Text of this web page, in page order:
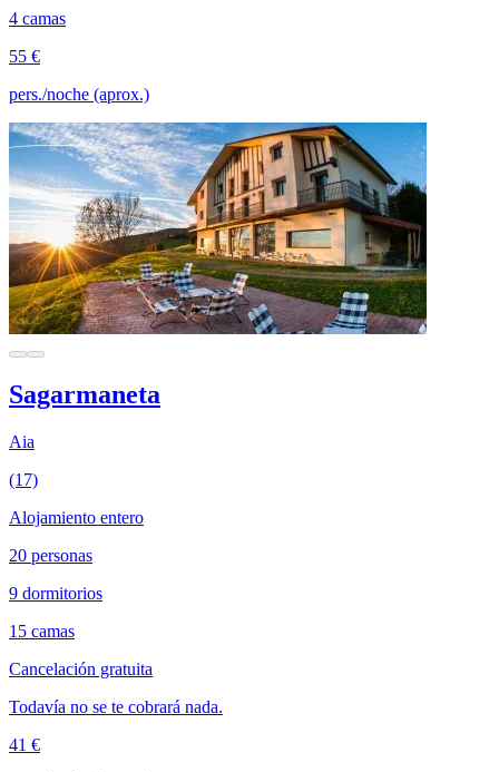
4 camas
55 €
pers./noche (aprox.)
Sagarmaneta
Aia
(17)
Alojamiento entero
20 personas
9 dormitorios
15 camas
Cancelación gratuita
Todavía no se te cobrará nada.
41 €